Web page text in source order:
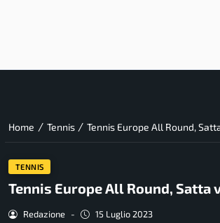
Home / Tennis / Tennis Europe All Round,
TENNIS
Tennis Europe All Round, Satta
Redazione - 15 Luglio 2023